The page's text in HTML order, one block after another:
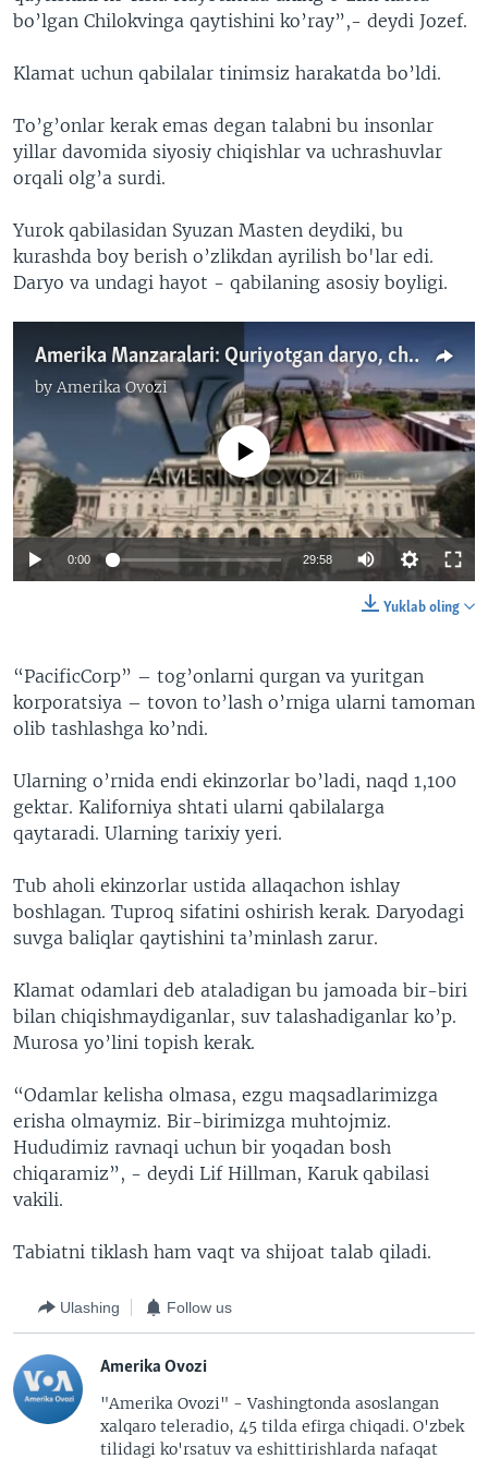
bo’lgan Chilokvinga qaytishini ko’ray”,- deydi Jozef.
Klamat uchun qabilalar tinimsiz harakatda bo’ldi.
To’g’onlar kerak emas degan talabni bu insonlar
yillar davomida siyosiy chiqishlar va uchrashuvlar
orqali olg’a surdi.
Yurok qabilasidan Syuzan Masten deydiki, bu
kurashda boy berish o’zlikdan ayrilish bo'lar edi.
Daryo va undagi hayot - qabilaning asosiy boyligi.
Amerika Manzaralari: Quriyotgan daryo, cho’lda ekinzorlar, suv huquqlari
by Amerika Ovozi
No media source currently available
0:00 29:58
Yuklab oling
“PacificCorp” – tog’onlarni qurgan va yuritgan
korporatsiya – tovon to’lash o’rniga ularni tamoman
olib tashlashga ko’ndi.
Ularning o’rnida endi ekinzorlar bo’ladi, naqd 1,100
gektar. Kaliforniya shtati ularni qabilalarga
qaytaradi. Ularning tarixiy yeri.
Tub aholi ekinzorlar ustida allaqachon ishlay
boshlagan. Tuproq sifatini oshirish kerak. Daryodagi
suvga baliqlar qaytishini ta’minlash zarur.
Klamat odamlari deb ataladigan bu jamoada bir-biri
bilan chiqishmaydiganlar, suv talashadiganlar ko’p.
Murosa yo’lini topish kerak.
“Odamlar kelisha olmasa, ezgu maqsadlarimizga
erisha olmaymiz. Bir-birimizga muhtojmiz.
Hududimiz ravnaqi uchun bir yoqadan bosh
chiqaramiz”, - deydi Lif Hillman, Karuk qabilasi
vakili.
Tabiatni tiklash ham vaqt va shijoat talab qiladi.
Ulashing Follow us
Amerika Ovozi
"Amerika Ovozi" - Vashingtonda asoslangan
xalqaro teleradio, 45 tilda efirga chiqadi. O'zbek
tilidagi ko'rsatuv va eshittirishlarda nafaqat